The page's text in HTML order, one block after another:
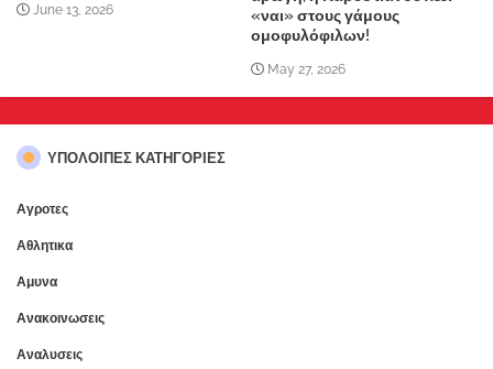
June 13, 2026
«ναι» στους γάμους
ομοφυλόφιλων!
May 27, 2026
ΥΠΌΛΟΙΠΕΣ ΚΑΤΗΓΟΡΊΕΣ
Αγροτες
Αθλητικα
Αμυνα
Ανακοινωσεις
Αναλυσεις